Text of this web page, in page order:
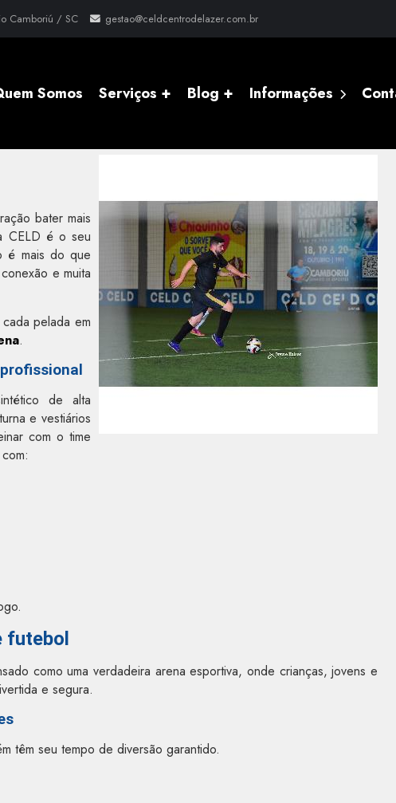
Camboriú / SC gestao@celdcentrodelazer.com.br
Somos Serviços + Blog + Informações
bater mais
CELD é o seu
é mais do que
e muita
pelada em
.
de alta
e vestiários
com o time
futebol
como uma verdadeira arena esportiva, onde crianças, jovens e
e segura.
têm seu tempo de diversão garantido.